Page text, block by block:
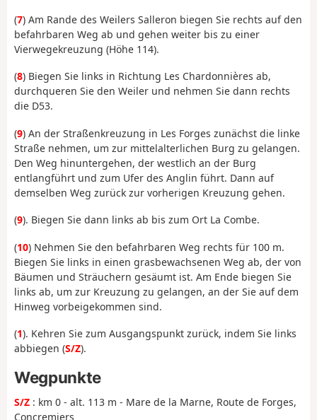
(7) Am Rande des Weilers Salleron biegen Sie rechts auf den
befahrbaren Weg ab und gehen weiter bis zu einer
Vierwegekreuzung (Höhe 114).
(8) Biegen Sie links in Richtung Les Chardonnières ab,
durchqueren Sie den Weiler und nehmen Sie dann rechts
die D53.
(9) An der Straßenkreuzung in Les Forges zunächst die linke
Straße nehmen, um zur mittelalterlichen Burg zu gelangen.
Den Weg hinuntergehen, der westlich an der Burg
entlangführt und zum Ufer des Anglin führt. Dann auf
demselben Weg zurück zur vorherigen Kreuzung gehen.
(9). Biegen Sie dann links ab bis zum Ort La Combe.
(10) Nehmen Sie den befahrbaren Weg rechts für 100 m.
Biegen Sie links in einen grasbewachsenen Weg ab, der von
Bäumen und Sträuchern gesäumt ist. Am Ende biegen Sie
links ab, um zur Kreuzung zu gelangen, an der Sie auf dem
Hinweg vorbeigekommen sind.
(1). Kehren Sie zum Ausgangspunkt zurück, indem Sie links
abbiegen (S/Z).
Wegpunkte
S/Z : km 0 - alt. 113 m - Mare de la Marne, Route de Forges,
Concremiers